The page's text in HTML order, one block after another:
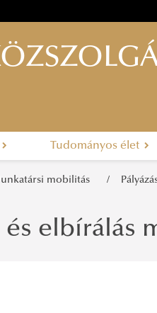
Tudományos élet
mobilitás
és elbírálás